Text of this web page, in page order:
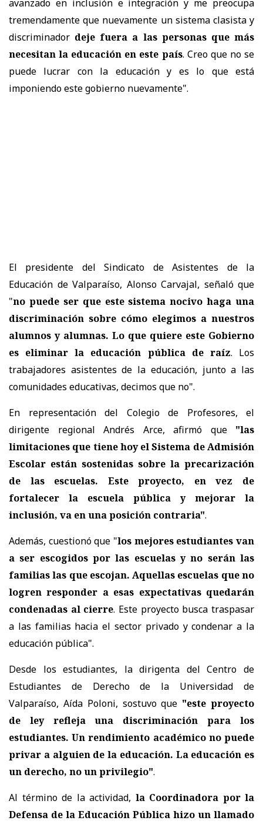
avanzado en inclusión e integración y me preocupa
tremendamente que nuevamente un sistema clasista y
discriminador deje fuera a las personas que más
necesitan la educación en este país. Creo que no se
puede lucrar con la educación y es lo que está
imponiendo este gobierno nuevamente".
El presidente del Sindicato de Asistentes de la
Educación de Valparaíso, Alonso Carvajal, señaló que
"no puede ser que este sistema nocivo haga una
discriminación sobre cómo elegimos a nuestros
alumnos y alumnas. Lo que quiere este Gobierno
es eliminar la educación pública de raíz. Los
trabajadores asistentes de la educación, junto a las
comunidades educativas, decimos que no".
En representación del Colegio de Profesores, el
dirigente regional Andrés Arce, afirmó que
"las
limitaciones que tiene hoy el Sistema de Admisión
Escolar están sostenidas sobre la precarización
de las escuelas. Este proyecto, en vez de
fortalecer la escuela pública y mejorar la
inclusión, va en una posición contraria".
Además, cuestionó que "los mejores estudiantes van
a ser escogidos por las escuelas y no serán las
familias las que escojan. Aquellas escuelas que no
logren responder a esas expectativas quedarán
condenadas al cierre. Este proyecto busca traspasar
a las familias hacia el sector privado y condenar a la
educación pública".
Desde los estudiantes, la dirigenta del Centro de
Estudiantes de Derecho de la Universidad de
Valparaíso, Aída Poloni, sostuvo que "este proyecto
de ley refleja una discriminación para los
estudiantes. Un rendimiento académico no puede
privar a alguien de la educación. La educación es
un derecho, no un privilegio".
Al término de la actividad, la Coordinadora por la
Defensa de la Educación Pública hizo un llamado